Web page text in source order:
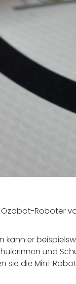
Ozobot-Roboter
kann er
und
sie die Mini-